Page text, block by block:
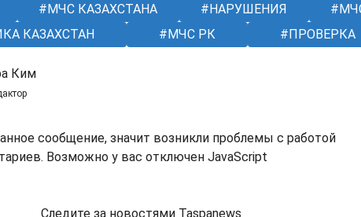
МЧС КАЗАХСТАНА НАРУШЕНИЯ
КАЗАХСТАН
МЧС РК ПРОВЕРКА
Ким
сообщение, значит возникли проблемы с работой
Возможно у вас отключен JavaScript
Следите за новостями Taspanews